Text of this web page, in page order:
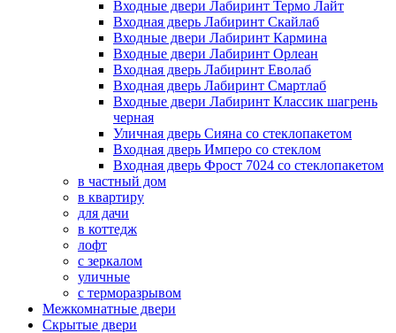
Входные двери Лабиринт Термо Лайт
Входная дверь Лабиринт Скайлаб
Входные двери Лабиринт Кармина
Входные двери Лабиринт Орлеан
Входная дверь Лабиринт Еволаб
Входная дверь Лабиринт Смартлаб
Входные двери Лабиринт Классик шагрень
черная
Уличная дверь Сияна со стеклопакетом
Входная дверь Имперо со стеклом
Входная дверь Фрост 7024 со стеклопакетом
в частный дом
в квартиру
для дачи
в коттедж
лофт
с зеркалом
уличные
с терморазрывом
Межкомнатные двери
Скрытые двери